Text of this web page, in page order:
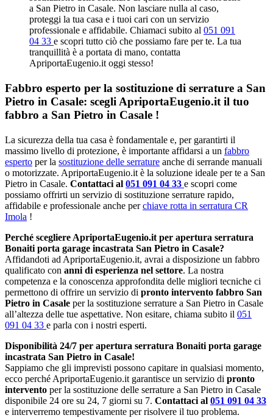
a San Pietro in Casale. Non lasciare nulla al caso,
proteggi la tua casa e i tuoi cari con un servizio
professionale e affidabile. Chiamaci subito al 051 091
04 33 e scopri tutto ciò che possiamo fare per te. La tua
tranquillità è a portata di mano, contatta
ApriportaEugenio.it oggi stesso!
Fabbro esperto per la sostituzione di serrature a San
Pietro in Casale: scegli ApriportaEugenio.it il tuo
fabbro a San Pietro in Casale !
La sicurezza della tua casa è fondamentale e, per garantirti il
massimo livello di protezione, è importante affidarsi a un fabbro
esperto per la sostituzione delle serrature anche di serrande manuali
o motorizzate. ApriportaEugenio.it è la soluzione ideale per te a San
Pietro in Casale. Contattaci al 051 091 04 33 e scopri come
possiamo offrirti un servizio di sostituzione serrature rapido,
affidabile e professionale anche perchiave rotta in serratura CR
Imola !
Perché scegliere ApriportaEugenio.it per apertura serratura
Bonaiti porta garage incastrata San Pietro in Casale?
Affidandoti ad ApriportaEugenio.it, avrai a disposizione un fabbro
qualificato con anni di esperienza nel settore. La nostra
competenza e la conoscenza approfondita delle migliori tecniche ci
permettono di offrire un servizio di pronto intervento fabbro San
Pietro in Casale per la sostituzione serrature a San Pietro in Casale
all’altezza delle tue aspettative. Non esitare, chiama subito il 051
091 04 33 e parla con i nostri esperti.
Disponibilità 24/7 per apertura serratura Bonaiti porta garage
incastrata San Pietro in Casale!
Sappiamo che gli imprevisti possono capitare in qualsiasi momento,
ecco perché ApriportaEugenio.it garantisce un servizio di pronto
intervento per la sostituzione delle serrature a San Pietro in Casale
disponibile 24 ore su 24, 7 giorni su 7. Contattaci al 051 091 04 33
e interverremo tempestivamente per risolvere il tuo problema.